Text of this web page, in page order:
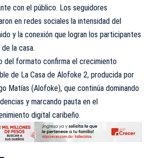
con el público. Los seguidores
en redes sociales la intensidad del
y la conexión que logran los participantes
la casa.
del formato confirma el crecimiento
de La Casa de Alofoke 2, producida por
Matías (Alofoke), que continúa dominando
y marcando pauta en el
digital caribeño.